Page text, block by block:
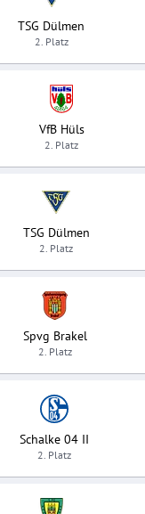
TSG Dülmen
2. Platz
VfB Hüls
2. Platz
TSG Dülmen
2. Platz
Spvg Brakel
2. Platz
Schalke 04 II
2. Platz